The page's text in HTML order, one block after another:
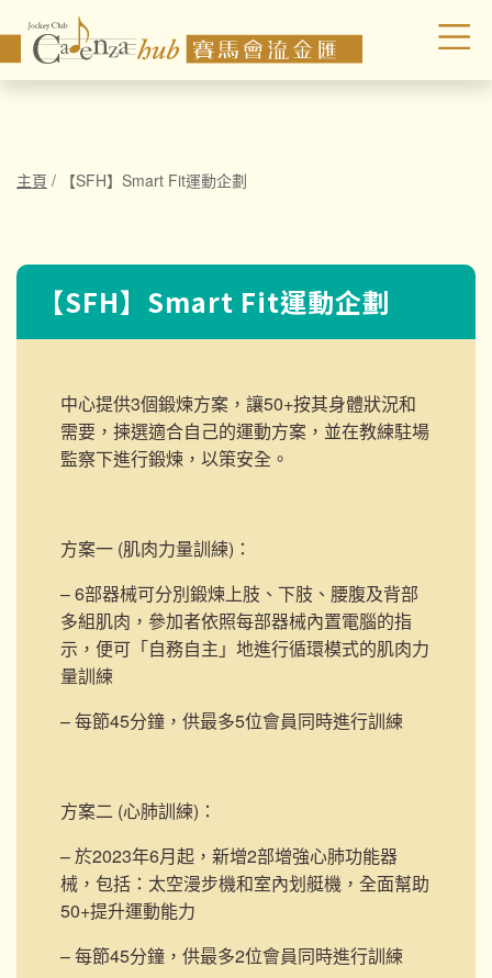
主頁 / 【SFH】Smart Fit運動企劃
【SFH】Smart Fit運動企劃
中心提供3個鍛煉方案，讓50+按其身體狀況和
需要，揀選適合自己的運動方案，並在教練駐場
監察下進行鍛煉，以策安全。
方案一 (肌肉力量訓練) ：
– 6部器械可分別鍛煉上肢、下肢、腰腹及背部
多組肌肉，參加者依照每部器械內置電腦的指
示，便可「自務自主」地進行循環模式的肌肉力
量訓練
– 每節45分鐘，供最多5位會員同時進行訓練
方案二 (心肺訓練) ：
– 於2023年6月起，新增2部增強心肺功能器
械，包括：太空漫步機和室內划艇機， 全面幫助
50+提升運動能力
– 每節45分鐘，供最多2位會員同時進行訓練